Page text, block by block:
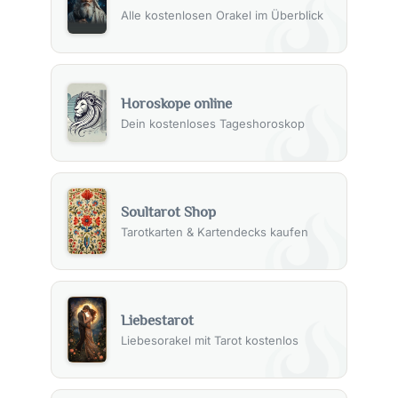
Alle kostenlosen Orakel im Überblick
Horoskope online
Dein kostenloses Tageshoroskop
Soultarot Shop
Tarotkarten & Kartendecks kaufen
Liebestarot
Liebesorakel mit Tarot kostenlos